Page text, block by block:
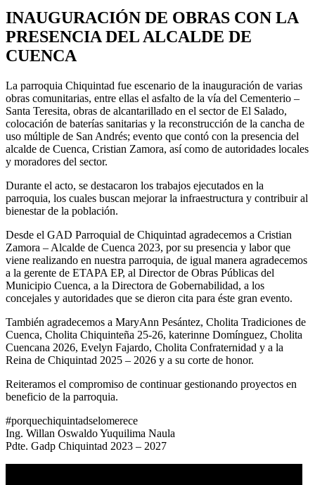
INAUGURACIÓN DE OBRAS CON LA
PRESENCIA DEL ALCALDE DE
CUENCA
La parroquia Chiquintad fue escenario de la inauguración de varias
obras comunitarias, entre ellas el asfalto de la vía del Cementerio –
Santa Teresita, obras de alcantarillado en el sector de El Salado,
colocación de baterías sanitarias y la reconstrucción de la cancha de
uso múltiple de San Andrés; evento que contó con la presencia del
alcalde de Cuenca, Cristian Zamora, así como de autoridades locales
y moradores del sector.
Durante el acto, se destacaron los trabajos ejecutados en la
parroquia, los cuales buscan mejorar la infraestructura y contribuir al
bienestar de la población.
Desde el GAD Parroquial de Chiquintad agradecemos a Cristian
Zamora – Alcalde de Cuenca 2023, por su presencia y labor que
viene realizando en nuestra parroquia, de igual manera agradecemos
a la gerente de ETAPA EP, al Director de Obras Públicas del
Municipio Cuenca, a la Directora de Gobernabilidad, a los
concejales y autoridades que se dieron cita para éste gran evento.
También agradecemos a MaryAnn Pesántez, Cholita Tradiciones de
Cuenca, Cholita Chiquinteña 25-26, katerinne Domínguez, Cholita
Cuencana 2026, Evelyn Fajardo, Cholita Confraternidad y a la
Reina de Chiquintad 2025 – 2026 y a su corte de honor.
Reiteramos el compromiso de continuar gestionando proyectos en
beneficio de la parroquia.
#porquechiquintadselomerece
Ing. Willan Oswaldo Yuquilima Naula
Pdte. Gadp Chiquintad 2023 – 2027